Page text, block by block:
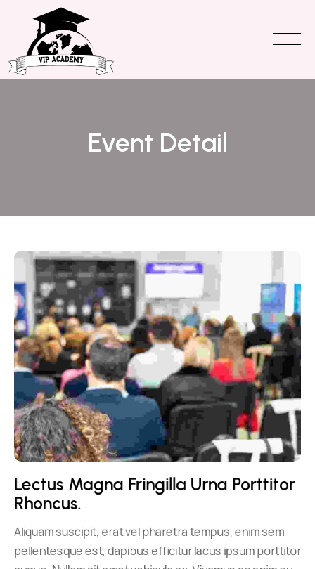
Event Detail
Lectus Magna Fringilla Urna Porttitor
Rhoncus.
Aliquam suscipit, erat vel pharetra tempus, enim sem
pellentesque est, dapibus efficitur lacus ipsum porttitor